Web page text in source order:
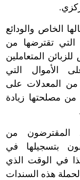
الخاص والودائع
التي تقترضها من
المتعاملين
الأموال التي
من المعدلات على
من مصلحتها زيادة
المقترضون من
بتسجيلها في
في الوقت الذي
هذه السندات